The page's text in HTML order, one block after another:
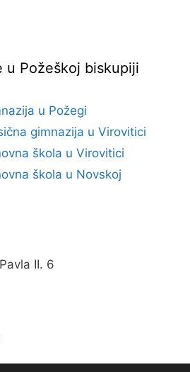
u Požeškoj biskupiji
u Požegi
gimnazija u Virovitici
škola u Virovitici
škola u Novskoj
II. 6